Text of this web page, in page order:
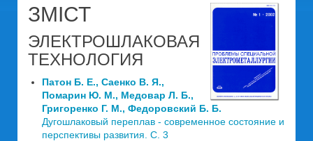
ЗМІСТ
ЭЛЕКТРОШЛАКОВАЯ
ТЕХНОЛОГИЯ
Патон Б. Е., Саенко В. Я.,
Помарин Ю. М., Медовар Л. Б.,
Григоренко Г. М., Федоровский Б. Б.
Дугошлаковый переплав - современное состояние и
перспективы развития. C. 3